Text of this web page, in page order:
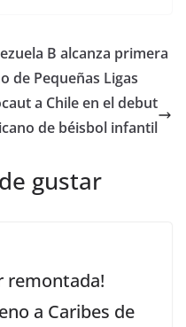
B alcanza primera
de Pequeñas Ligas
a Chile en el debut
de béisbol infantil
gustar
remontada!
a Caribes de